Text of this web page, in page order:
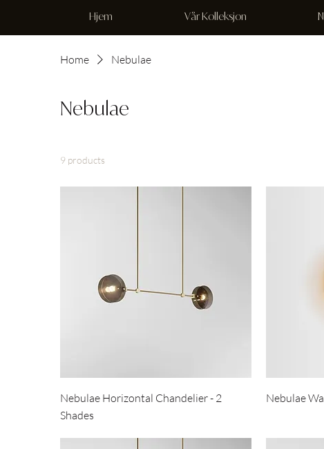
Hjem Vår Kolleksjon
Home Nebulae
Nebulae
9 products
Nebulae Horizontal Chandelier - 2
Shades
Nebulae